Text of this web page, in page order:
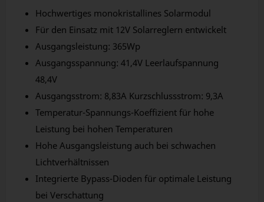
Hochwertiges monokristallines Solarmodul
Für den Einsatz mit 12V Solarreglern entwickelt
Ausgangsleistung: 365Wp
Ausgangsspannung: 41,4V Leerlaufspannung
48,4V
Ausgangsstrom: 8,83A Kurzschlussstrom: 9,3A
Temperatur-Spannungs-Koeffizient für hohe
Leistung bei hohen Temperaturen
Hohe Ausgangsleistung auch bei schwachen
Lichtverhältnissen
Integrierte Bypass-Dioden für optimale Leistung
bei Verschattung